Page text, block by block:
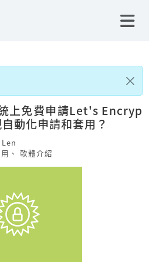
上免費申請Let's Encryp
動化申請和套用？
、 軟體介紹